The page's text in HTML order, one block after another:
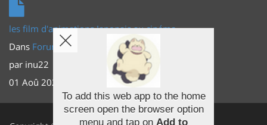
les film d'animations Japonais au cinéma
Dans Forum Principal
Actus (TV, vidéo, web)
par inu22
01 Aoû 2026 20:56
Facebook
To add this web app to the home
screen open the browser option
menu and tap on Add to